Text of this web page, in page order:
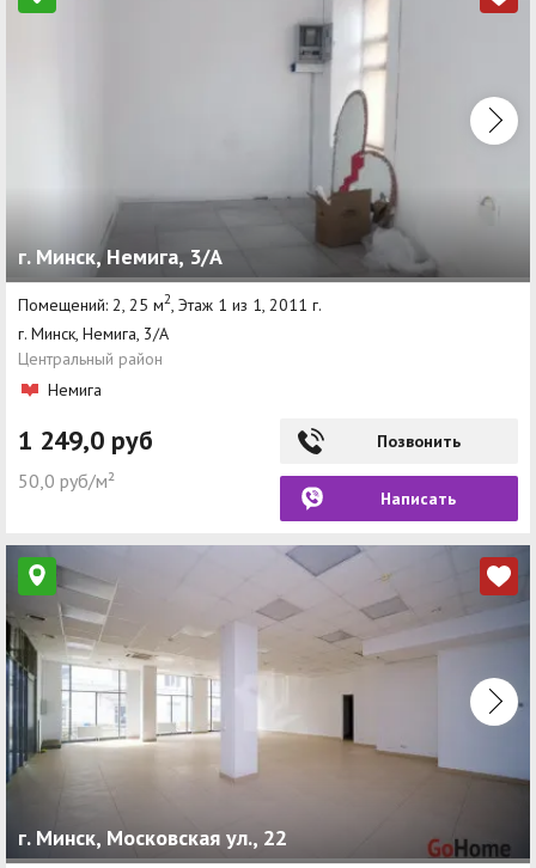
г. Минск, Немига, 3/А
Помещений: 2, 25 м2 , Этаж 1 из 1, 2011 г.
г. Минск, Немига, 3/А
Центральный район
Немига
1 249,0 руб
50,0 руб/м²
Позвонить
Написать
г. Минск, Московская ул., 22